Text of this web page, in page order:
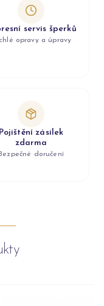
servis šperků
opravy a úpravy
Pojištění zásilek
zdarma
Bezpečné doručení